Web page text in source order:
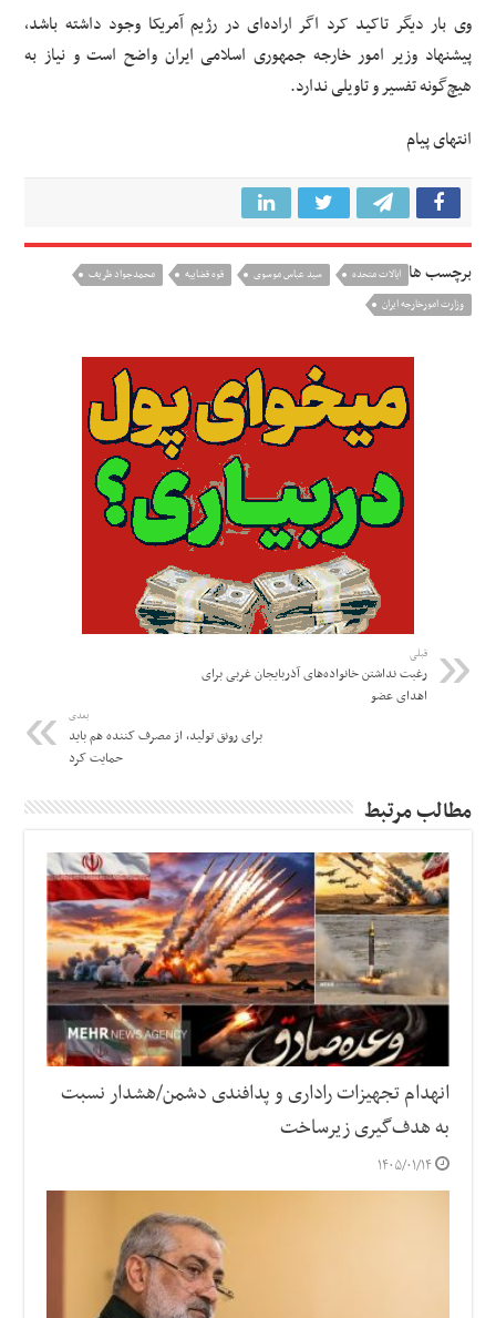
وی بار دیگر تاکید کرد اگر اراده‌ای در رژیم آمریکا وجود داشته باشد،
پیشنهاد وزیر امور خارجه جمهوری اسلامی ایران واضح است و نیاز به
هیچ‌گونه تفسیر وتاویلیندارد.
انتهای پیام
برچسب ها ایالات متحده سید عباس موسوی قوه قضاییه
محمدجواد ظريف
وزارت امورخارجه ایران
قبلی
رغبت نداشتن خانواده‌های آذربایجان غربی برای
اهدای عضو
بعدی
برای رونق تولید، از مصرف کننده هم باید
حمایت کرد
مطالب مرتبط
انهدام تجهیزات راداری و پدافندی دشمن/هشدار نسبت
به هدف‌گیری زیرساخت‌
۱۴۰۵/۰۱/۱۴